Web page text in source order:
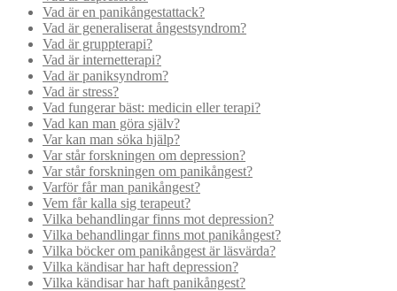
Vad är en panikångestattack?
Vad är generaliserat ångestsyndrom?
Vad är gruppterapi?
Vad är internetterapi?
Vad är paniksyndrom?
Vad är stress?
Vad fungerar bäst: medicin eller terapi?
Vad kan man göra själv?
Var kan man söka hjälp?
Var står forskningen om depression?
Var står forskningen om panikångest?
Varför får man panikångest?
Vem får kalla sig terapeut?
Vilka behandlingar finns mot depression?
Vilka behandlingar finns mot panikångest?
Vilka böcker om panikångest är läsvärda?
Vilka kändisar har haft depression?
Vilka kändisar har haft panikångest?